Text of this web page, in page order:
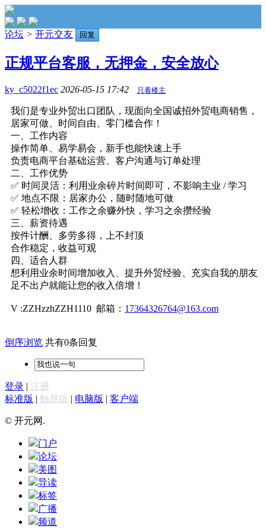
论坛 > 开元交友 回复
正规平台客服，无押金，安全放心
ky_c5022f1ec 2026-05-15 17:42 只看楼主
我们是专业外贸出口团队，现面向全国诚招外贸电商销售，
居家可做、时间自由、零门槛合作！
一、工作内容
操作简单、易学易会，新手也能快速上手
负责电商平台基础运营、客户沟通与订单处理
二、工作优势
✅ 时间灵活：利用业余碎片时间即可，不影响主业 / 学习
✅ 地点不限：居家办公，随时随地可做
✅ 轻松增收：工作之余赚外快，学习之余攒经验
三、薪资待遇
按件计酬、多劳多得，上不封顶
合作稳定，收益可观
四、适合人群
想利用业余时间增加收入、提升外贸经验、充实自我的朋友
足不出户就能让您的收入倍增！
V :ZZHzzhZZH1110 邮箱： 17364326764@163.com
倒序浏览 共有0条回复
登录 | 注册
标准版 | 触屏版 | 电脑版 | 客户端
© 开元网.
门户
论坛
美图
导读
标签
广播
频道